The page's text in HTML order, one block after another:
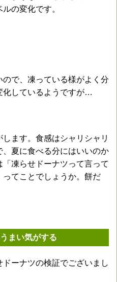
の変化です。
で、凍っている様がよく分
化しているようですが…
ます。食感はシャリシャリ
夏に食べる分にはいいのか
凍らせドーナツって言って
てことでしょうか。餅だ
まい気がする
ーナツの検証でございまし